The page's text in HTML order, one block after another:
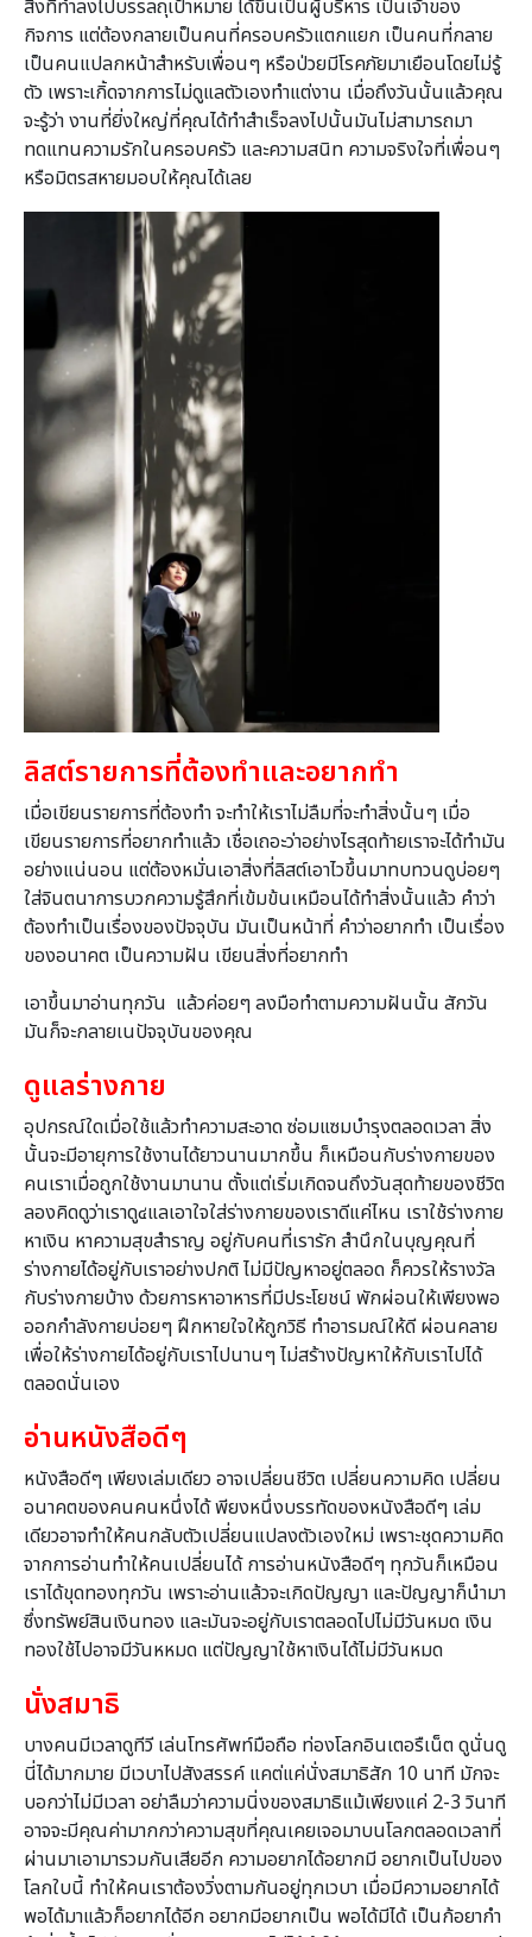
สิ่งที่ทำลงไปบรรลถุเป้าหมาย ได้ขึ้นเป็นผู้บริหาร เป็นเจ้าของ
กิจการ แต่ต้องกลายเป็นคนที่ครอบครัวแตกแยก เป็นคนที่กลาย
เป็นคนแปลกหน้าสำหรับเพื่อนๆ หรือป่วยมีโรคภัยมาเยือนโดยไม่รู้
ตัว เพราะเกิ้ดจากการไม่ดูแลตัวเองทำแต่งาน เมื่อถึงวันนั้นแล้วคุณ
จะรู้ว่า งานที่ยิ่งใหญ่ที่คุณได้ทำสำเร็จลงไปนั้นมันไม่สามารถมา
ทดแทนความรักในครอบครัว และความสนิท ความจริงใจที่เพื่อนๆ
หรือมิตรสหายมอบให้คุณได้เลย
ลิสต์รายการที่ต้องทำและอยากทำ
เมื่อเขียนรายการที่ต้องทำ จะทำให้เราไม่ลืมที่จะทำสิ่งนั้นๆ เมื่อ
เขียนรายการที่อยากทำแล้ว เชื่อเถอะว่าอย่างไรสุดท้ายเราจะได้ทำมัน
อย่างแน่นอน แต่ต้องหมั่นเอาสิ่งที่ลิสต์เอาไวขึ้นมาทบทวนดูบ่อยๆ
ใส่จินตนาการบวกความรู้สึกที่เข้มข้นเหมือนได้ทำสิ่งนั้นแล้ว คำว่า
ต้องทำเป็นเรื่องของปัจจุบัน มันเป็นหน้าที่ คำว่าอยากทำ เป็นเรื่อง
ของอนาคต เป็นความฝัน เขียนสิ่งที่อยากทำ
เอาขึ้นมาอ่านทุกวัน แล้วค่อยๆ ลงมือทำตามความฝันนั้น สักวัน
มันก็จะกลายเนปัจจุบันของคุณ
ดูแลร่างกาย
อุปกรณ์ใดเมื่อใช้แล้วทำความสะอาด ซ่อมแซมบำรุงตลอดเวลา สิ่ง
นั้นจะมีอายุการใช้งานได้ยาวนานมากขึ้น ก็เหมือนกับร่างกายของ
คนเราเมื่อถูกใช้งานมานาน ตั้งแต่เริ่มเกิดจนถึงวันสุดท้ายของชีวิต
ลองคิดดูว่าเราดู๔แลเอาใจใส่ร่างกายของเราดีแค่ไหน เราใช้ร่างกาย
หาเงิน หาความสุขสำราญ อยู่กับคนที่เรารัก สำนึกในบุญคุณที่
ร่างกายได้อยู่กับเราอย่างปกติ ไม่มีปัญหาอยู่ตลอด ก็ควรให้รางวัล
กับร่างกายบ้าง ด้วยการหาอาหารที่มีประโยชน์ พักผ่อนให้เพียงพอ
ออกกำลังกายบ่อยๆ ฝึกหายใจให้ถูกวิธี ทำอารมณ์ให้ดี ผ่อนคลาย
เพื่อให้ร่างกายได้อยู่กับเราไปนานๆ ไม่สร้างปัญหาให้กับเราไปได้
ตลอดนั่นเอง
อ่านหนังสือดีๆ
หนังสือดีๆ เพียงเล่มเดียว อาจเปลี่ยนชีวิต เปลี่ยนความคิด เปลี่ยน
อนาคตของคนคนหนึ่งได้ พียงหนึ่งบรรทัดของหนังสือดีๆ เล่ม
เดียวอาจทำให้คนกลับตัวเปลี่ยนแปลงตัวเองใหม่ เพราะชุดความคิด
จากการอ่านทำให้คนเปลี่ยนได้ การอ่านหนังสือดีๆ ทุกวันก็เหมือน
เราได้ขุดทองทุกวัน เพราะอ่านแล้วจะเกิดปัญญา และปัญญาก็นำมา
ซึ่งทรัพย์สินเงินทอง และมันจะอยู่กับเราตลอดไปไม่มีวันหมด เงิน
ทองใช้ไปอาจมีวันหหมด แต่ปัญญาใช้หาเงินได้ไม่มีวันหมด
นั่งสมาธิ
บางคนมีเวลาดูทีวี เล่นโทรศัพท์มือถือ ท่องโลกอินเตอรืเน็ต ดูนั่นดู
นี่ได้มากมาย มีเวบาไปสังสรรค์ แคต่แค่นั่งสมาธิสัก 10 นาที มักจะ
บอกว่าไม่มีเวลา อย่าลืมว่าความนิ่งของสมาธิแม้เพียงแค่ 2-3 วินาที
อาจจะมีคุณค่ามากกว่าความสุขที่คุณเคยเจอมาบนโลกตลอดเวลาที่
ผ่านมาเอามารวมกันเสียอีก ความอยากได้อยากมี อยากเป็นไปของ
โลกใบนี้ ทำให้คนเราต้องวิ่งตามกันอยู่ทุกเวบา เมื่อมีความอยากได้
พอได้มาแล้วก็อยากได้อีก อยากมีอยากเป็น พอได้มีได้ เป็นก้อยากำ